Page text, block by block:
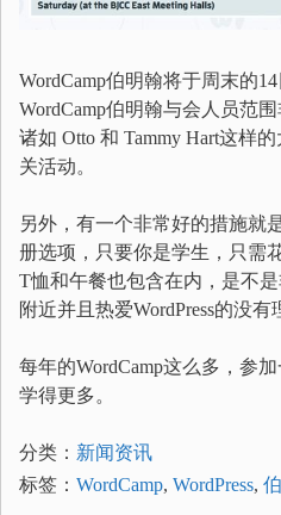
WordCamp伯明翰将于周末的
WordCamp伯明翰与会人员范
诸如 Otto 和 Tammy Hart这样
关活动。
另外，有一个非常好的措施就
册选项，只要你是学生，只需
T恤和午餐也包含在内，是不
附近并且热爱WordPress的没有
每年的WordCamp这么多，参
学得更多。
分类： 新闻资讯
标签： WordCamp, WordPress,